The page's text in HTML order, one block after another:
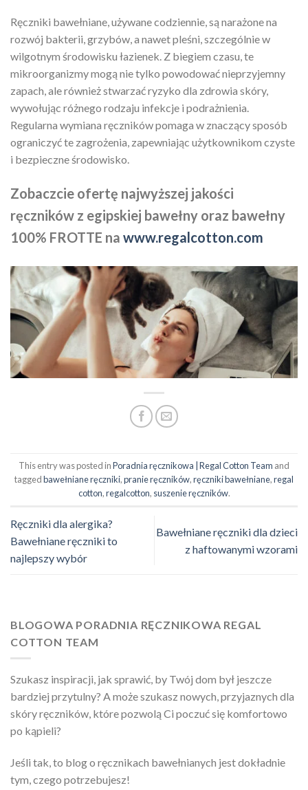
Ręczniki bawełniane, używane codziennie, są narażone na
rozwój bakterii, grzybów, a nawet pleśni, szczególnie w
wilgotnym środowisku łazienek. Z biegiem czasu, te
mikroorganizmy mogą nie tylko powodować nieprzyjemny
zapach, ale również stwarzać ryzyko dla zdrowia skóry,
wywołując różnego rodzaju infekcje i podrażnienia.
Regularna wymiana ręczników pomaga w znaczący sposób
ograniczyć te zagrożenia, zapewniając użytkownikom czyste
i bezpieczne środowisko.
Zobaczcie ofertę najwyższej jakości
ręczników z egipskiej bawełny oraz bawełny
100% FROTTE na www.regalcotton.com
This entry was posted inPoradnia ręcznikowa | Regal Cotton Team and
taggedbawełniane ręczniki,pranie ręczników,ręczniki bawełniane,regal
cotton,regalcotton, suszenie ręczników.
Ręczniki dla alergika?
Bawełniane ręczniki to
najlepszy wybór
Bawełniane ręczniki dla dzieci
z haftowanymi wzorami
BLOGOWA PORADNIA RĘCZNIKOWA REGAL
COTTON TEAM
Szukasz inspiracji, jak sprawić, by Twój dom był jeszcze
bardziej przytulny? A może szukasz nowych, przyjaznych dla
skóry ręczników, które pozwolą Ci poczuć się komfortowo
po kąpieli?
Jeśli tak, to blog o ręcznikach bawełnianych jest dokładnie
tym, czego potrzebujesz!